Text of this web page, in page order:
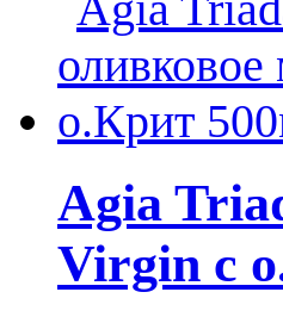
Agia
Virgin с